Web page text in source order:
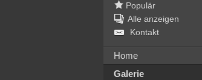
Populär
Alle anzeigen
Kontakt
Home
Galerie